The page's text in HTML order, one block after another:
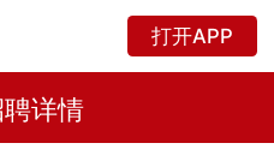
打开APP
详情